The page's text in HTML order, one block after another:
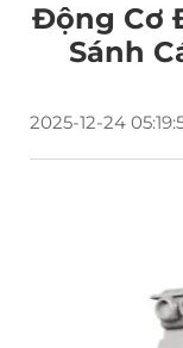
Động Cơ
Sánh
2025-12-24